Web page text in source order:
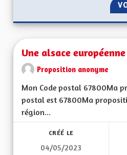
Une alsace européenne
Proposition anonyme
Mon Code postal 67800Ma
postal est 67800Ma
région...
CRÉÉ LE
04/05/2023